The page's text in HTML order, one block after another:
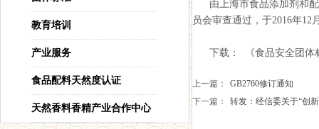
教育培训
产业服务
食品配料天然度认证
天然香料香精产业合作中心
由上海市食品添加剂和
员会审查通过，于2016年12
下载： 《食品安全团
上一篇：
GB2760修订通知
下一篇：
转发：经信委关于“创